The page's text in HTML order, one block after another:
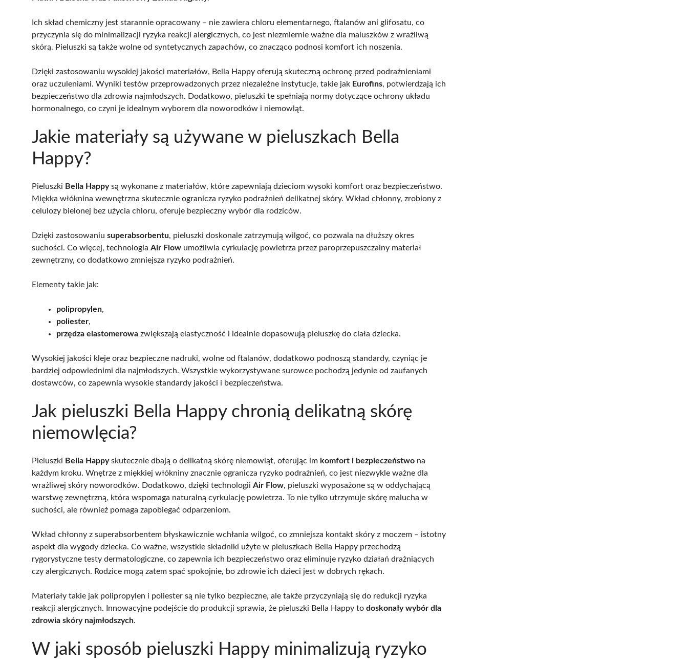
Ich skład chemiczny jest starannie opracowany – nie zawiera chloru elementarnego, ftalanów ani glifosatu, co
przyczynia się do minimalizacji ryzyka reakcji alergicznych, co jest niezmiernie ważne dla maluszków z wrażliwą
skórą. Pieluszki są także wolne od syntetycznych zapachów, co znacząco podnosi komfort ich noszenia.
Dzięki zastosowaniu wysokiej jakości materiałów, Bella Happy oferują skuteczną ochronę przed podrażnieniami
oraz uczuleniami. Wyniki testów przeprowadzonych przez niezależne instytucje, takie jak Eurofins, potwierdzają ich
bezpieczeństwo dla zdrowia najmłodszych. Dodatkowo, pieluszki te spełniają normy dotyczące ochrony układu
hormonalnego, co czyni je idealnym wyborem dla noworodków i niemowląt.
Jakie materiały są używane w pieluszkach Bella
Happy?
Pieluszki Bella Happysą wykonane z materiałów, które zapewniają dzieciom wysoki komfort oraz bezpieczeństwo.
Miękka włóknina wewnętrzna skutecznie ogranicza ryzyko podrażnień delikatnej skóry. Wkład chłonny, zrobiony z
celulozy bielonej bez użycia chloru, oferuje bezpieczny wybór dla rodziców.
Dzięki zastosowaniu superabsorbentu, pieluszki doskonale zatrzymują wilgoć, co pozwala na dłuższy okres
suchości. Co więcej, technologia Air Flow umożliwia cyrkulację powietrza przez paroprzepuszczalny materiał
zewnętrzny, co dodatkowo zmniejsza ryzyko podrażnień.
Elementy takie jak:
polipropylen,
poliester,
przędza elastomerowa zwiększają elastyczność i idealnie dopasowują pieluszkę do ciała dziecka.
Wysokiej jakości kleje oraz bezpieczne nadruki, wolne od ftalanów, dodatkowo podnoszą standardy, czyniąc je
bardziej odpowiednimi dla najmłodszych. Wszystkie wykorzystywane surowce pochodzą jedynie od zaufanych
dostawców, co zapewnia wysokie standardy jakości i bezpieczeństwa.
Jak pieluszki Bella Happy chronią delikatną skórę
niemowlęcia?
Pieluszki Bella Happyskutecznie dbają o delikatną skórę niemowląt, oferując im komfort i bezpieczeństwo na
każdym kroku. Wnętrze z miękkiej włókniny znacznie ogranicza ryzyko podrażnień, co jest niezwykle ważne dla
wrażliwej skóry noworodków. Dodatkowo, dzięki technologii Air Flow, pieluszki wyposażone są w oddychającą
warstwę zewnętrzną, która wspomaga naturalną cyrkulację powietrza. To nie tylko utrzymuje skórę malucha w
suchości, ale również pomaga zapobiegać odparzeniom.
Wkład chłonny z superabsorbentem błyskawicznie wchłania wilgoć, co zmniejsza kontakt skóry z moczem – istotny
aspekt dla wygody dziecka. Co ważne, wszystkie składniki użyte w pieluszkach Bella Happy przechodzą
rygorystyczne testy dermatologiczne, co zapewnia ich bezpieczeństwo oraz eliminuje ryzyko działań drażniących
czy alergicznych. Rodzice mogą zatem spać spokojnie, bo zdrowie ich dzieci jest w dobrych rękach.
Materiały takie jak polipropylen i poliester są nie tylko bezpieczne, ale także przyczyniają się do redukcji ryzyka
reakcji alergicznych. Innowacyjne podejście do produkcji sprawia, że pieluszki Bella Happy to doskonały wybór dla
zdrowia skóry najmłodszych.
W jaki sposób pieluszki Happy minimalizują ryzyko